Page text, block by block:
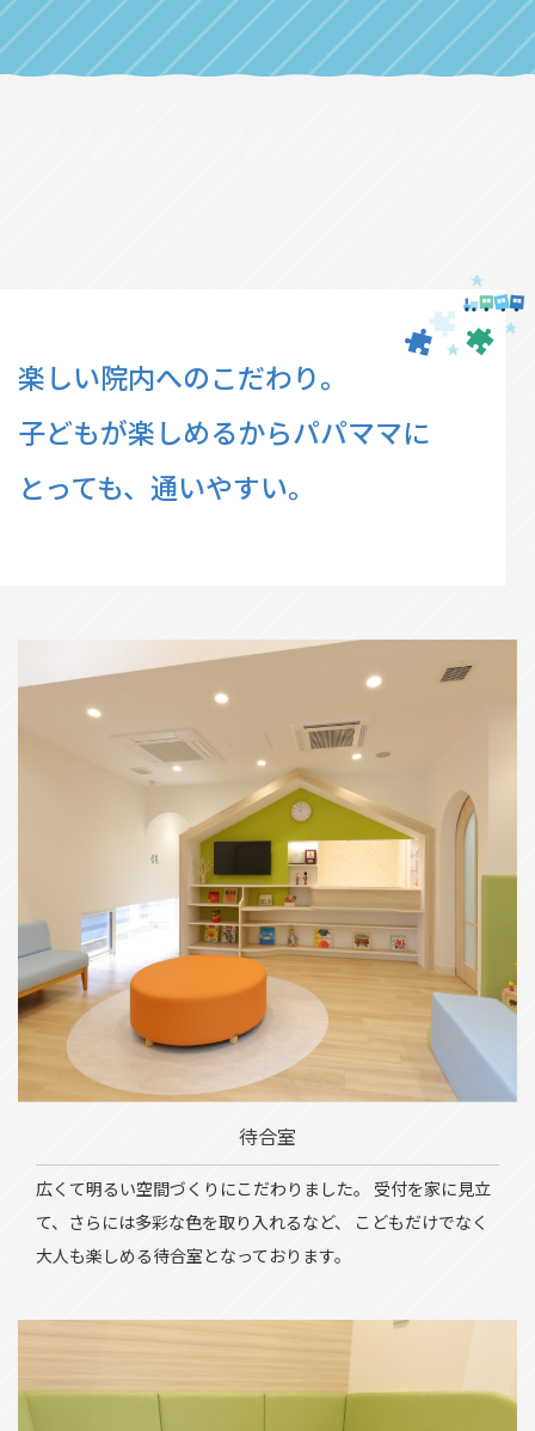
楽しい院内へのこだわり。
子どもが楽しめるからパパママに
とっても、通いやすい。
待合室
広くて明るい空間づくりにこだわりました。
受付を家に見立
て、さらには多彩な色を取り入れるなど、
こどもだけでなく
大人も楽しめる待合室となっております。